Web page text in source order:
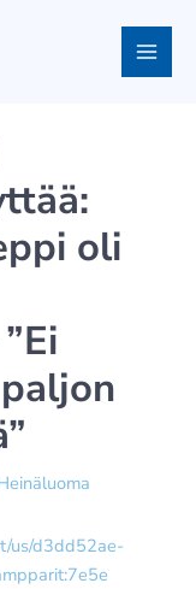
oli
us/d3dd52ae-